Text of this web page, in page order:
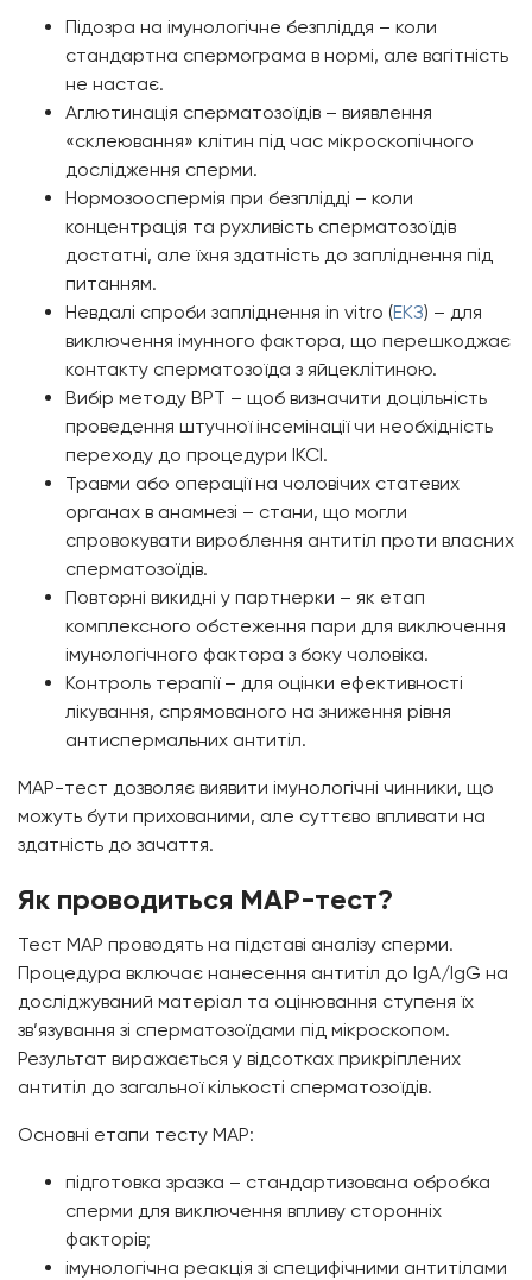
Підозра на імунологічне безпліддя – коли
стандартна спермограма в нормі, але вагітність
не настає.
Аглютинація сперматозоїдів – виявлення
«склеювання» клітин під час мікроскопічного
дослідження сперми.
Нормозооспермія при безплідді – коли
концентрація та рухливість сперматозоїдів
достатні, але їхня здатність до запліднення під
питанням.
Невдалі спроби запліднення in vitro (ЕКЗ) – для
виключення імунного фактора, що перешкоджає
контакту сперматозоїда з яйцеклітиною.
Вибір методу ВРТ – щоб визначити доцільність
проведення штучної інсемінації чи необхідність
переходу до процедури ІКСІ.
Травми або операції на чоловічих статевих
органах в анамнезі – стани, що могли
спровокувати вироблення антитіл проти власних
сперматозоїдів.
Повторні викидні у партнерки – як етап
комплексного обстеження пари для виключення
імунологічного фактора з боку чоловіка.
Контроль терапії – для оцінки ефективності
лікування, спрямованого на зниження рівня
антиспермальних антитіл.
МАР-тест дозволяє виявити імунологічні чинники, що
можуть бути прихованими, але суттєво впливати на
здатність до зачаття.
Як проводиться МАР-тест?
Тест МАР проводять на підставі аналізу сперми.
Процедура включає нанесення антитіл до IgA/IgG на
досліджуваний матеріал та оцінювання ступеня їх
зв’язування зі сперматозоїдами під мікроскопом.
Результат виражається у відсотках прикріплених
антитіл до загальної кількості сперматозоїдів.
Основні етапи тесту МАР:
підготовка зразка – стандартизована обробка
сперми для виключення впливу сторонніх
факторів;
імунологічна реакція зі специфічними антитілами